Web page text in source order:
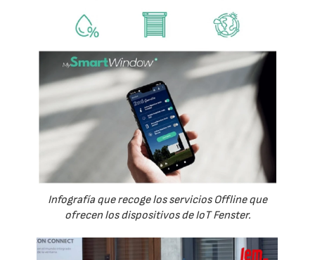
Infografía que recoge los servicios Offline que
ofrecen los dispositivos de IoT Fenster.